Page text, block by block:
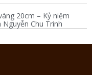
20cm – Kỷ niệm
Chu Trinh